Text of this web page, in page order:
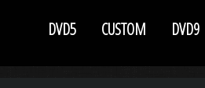
DVD5 CUSTOM DVD9